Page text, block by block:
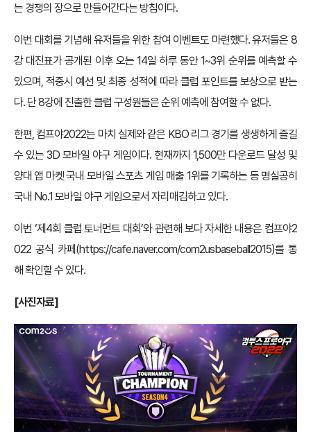
는 경쟁의 장으로 만들어간다는 방침이다.
이번 대회를 기념해 유저들을 위한 참여 이벤트도 마련했다. 유저들은 8
강 대진표가 공개된 이후 오는 14일 하루 동안 1~3위 순위를 예측할 수
있으며, 적중시 예선 및 최종 성적에 따라 클럽 포인트를 보상으로 받는
다. 단 8강에 진출한 클럽 구성원들은 순위 예측에 참여할 수 없다.
한편, 컴프야2022는 마치 실제와 같은 KBO 리그 경기를 생생하게 즐길
수 있는 3D 모바일 야구 게임이다. 현재까지 1,500만 다운로드 달성 및
양대 앱 마켓 국내 모바일 스포츠 게임 매출 1위를 기록하는 등 명실공히
국내 No.1 모바일 야구 게임으로서 자리매김하고 있다.
이번 ‘제4회 클럽 토너먼트 대회’와 관련해 보다 자세한 내용은 컴프야2
022 공식 카페(https://cafe.naver.com/com2usbaseball2015)를 통
해 확인할 수 있다.
[사진자료]